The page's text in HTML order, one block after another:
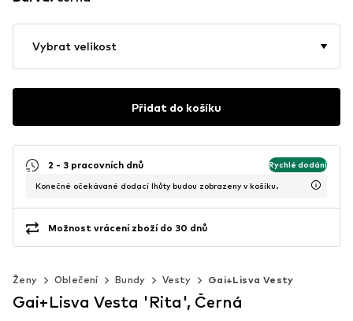
Vybrat velikost
Přidat do košíku
2 - 3 pracovních dnů Rychlé dodání
Konečné očekávané dodací lhůty budou zobrazeny v košíku.
Možnost vrácení zboží do 30 dnů
Ženy Oblečení Bundy Vesty Gai+Lisva Vesty
Gai+Lisva Vesta 'Rita', Černá